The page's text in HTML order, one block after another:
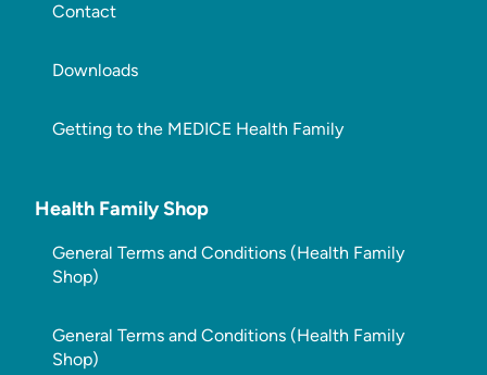
Contact
Downloads
Getting to the MEDICE Health Family
Health Family Shop
General Terms and Conditions (Health Family
Shop)
General Terms and Conditions (Health Family
Shop)